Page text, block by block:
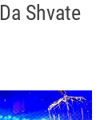
Shvate